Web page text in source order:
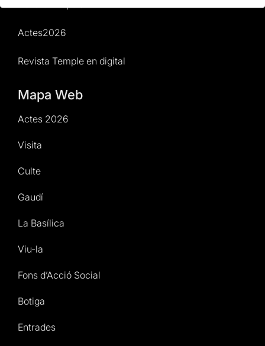
Actes2026
Revista Temple en digital
Mapa Web
Actes 2026
Visita
Culte
Gaudí
La Basílica
Viu-la
Fons d’Acció Social
Botiga
Entrades